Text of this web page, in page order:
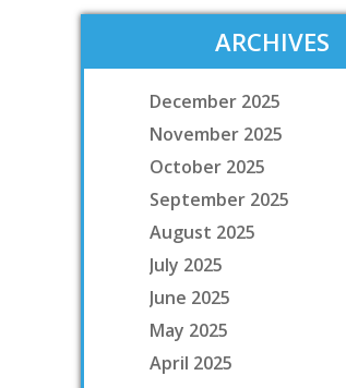
ARCHIVES
December 2025
November 2025
October 2025
September 2025
August 2025
July 2025
June 2025
May 2025
April 2025